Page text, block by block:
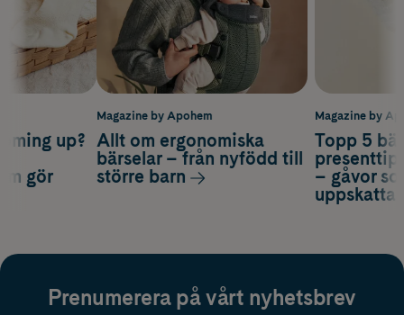
Magazine by
Topp 5
– gåvor
up?
gör
Magazine by Apohem
Allt om ergonomiska
bärselar – från nyfödd till
större barn
Prenumerera på vårt nyhetsbrev